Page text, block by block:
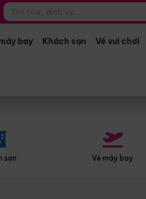
bay Khách sạn Vé vui chơi
sạn Vé máy bay